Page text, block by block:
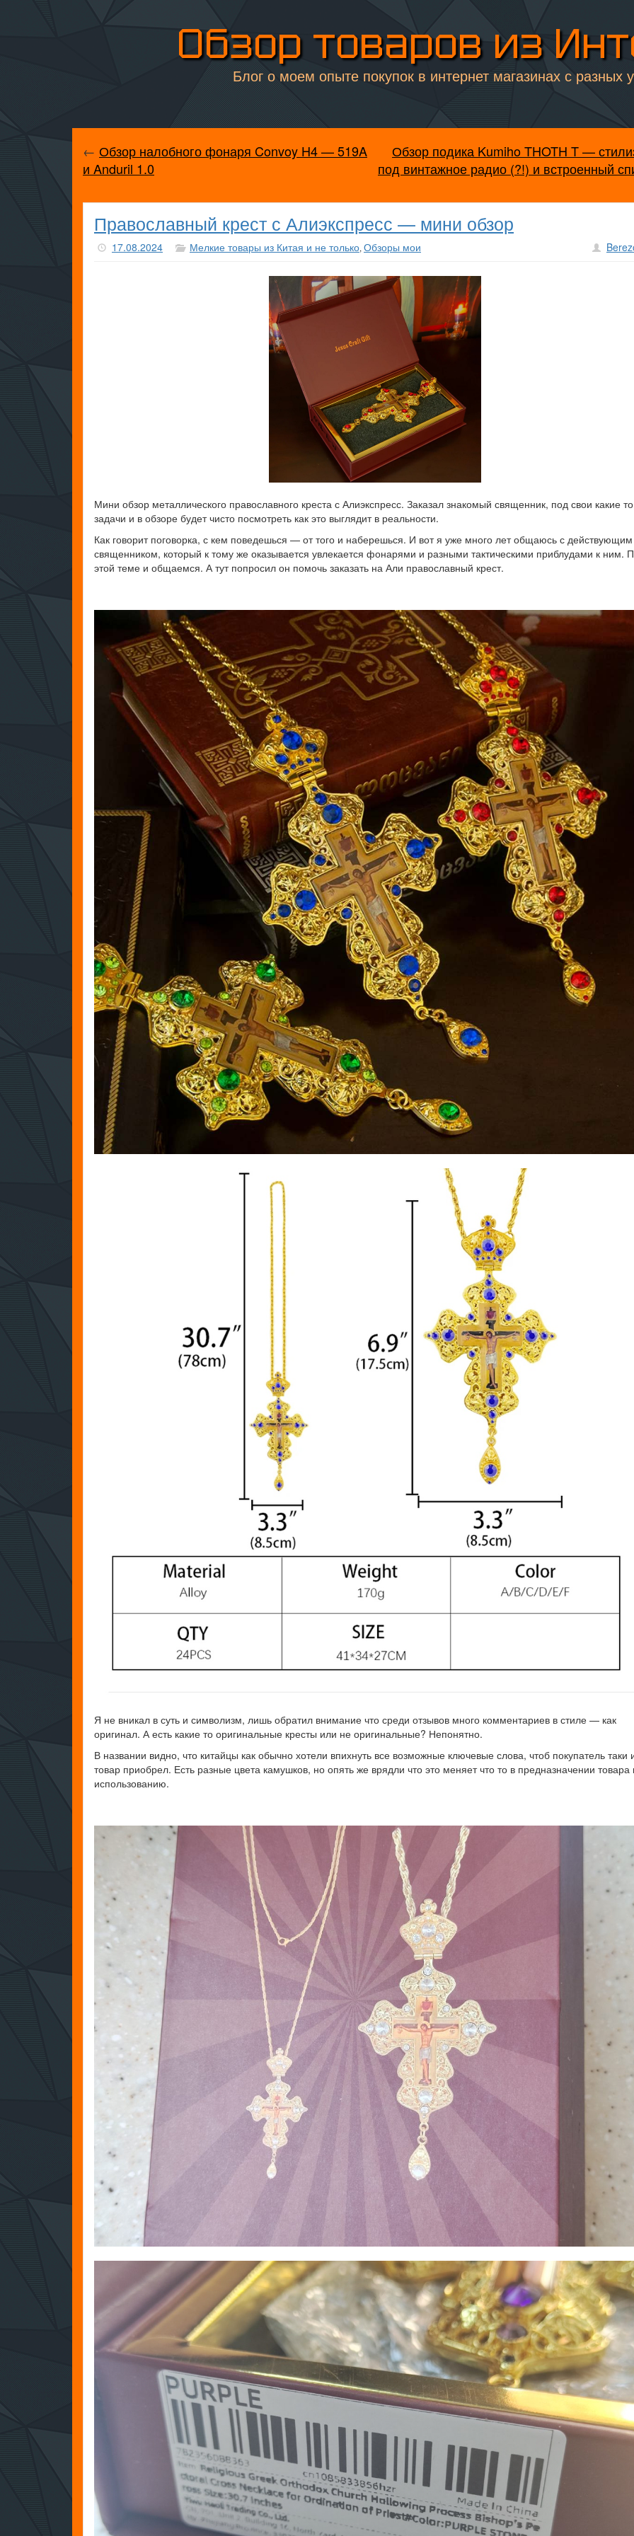
Обзор товаров из
Блог о моем опыте покупок в интернет магазинах с разных
← Обзор налобного фонаря Convoy H4 — 519A
и Anduril 1.0
Обзор подика Kumiho THOTH T —
под винтажное радио (?!) и встроенный
Православный крест с Алиэкспресс — мини обзор
17.08.2024 Мелкие товары из Китая и не только, Обзоры мои
Мини обзор металлического православного креста с Алиэкспресс. Заказал знакомый священник, под свои какие то
задачи и в обзоре будет чисто посмотреть как это выглядит в реальности.
Как говорит поговорка, с кем поведешься — от того и наберешься. И вот я уже много лет общаюсь с действующим
священником, который к тому же оказывается увлекается фонарями и разными тактическими приблудами к ним.
этой теме и общаемся. А тут попросил он помочь заказать на Али православный крест.
Я не вникал в суть и символизм, лишь обратил внимание что среди отзывов много комментариев в стиле — как
оригинал. А есть какие то оригинальные кресты или не оригинальные? Непонятно.
В названии видно, что китайцы как обычно хотели впихнуть все возможные ключевые слова, чтоб покупатель таки
товар приобрел. Есть разные цвета камушков, но опять же врядли что это меняет что то в предназначении товара
использованию.